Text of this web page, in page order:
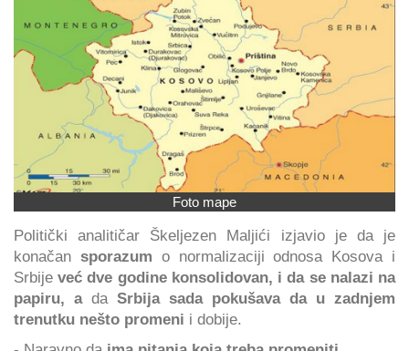
Foto mape
Politički analitičar Škeljezen Maljići izjavio je da je
konačan sporazum o normalizaciji odnosa Kosova i
Srbije već dve godine konsolidovan, i da se nalazi na
papiru, ada Srbija sada pokušava da u zadnjem
trenutku nešto promeni i dobije.